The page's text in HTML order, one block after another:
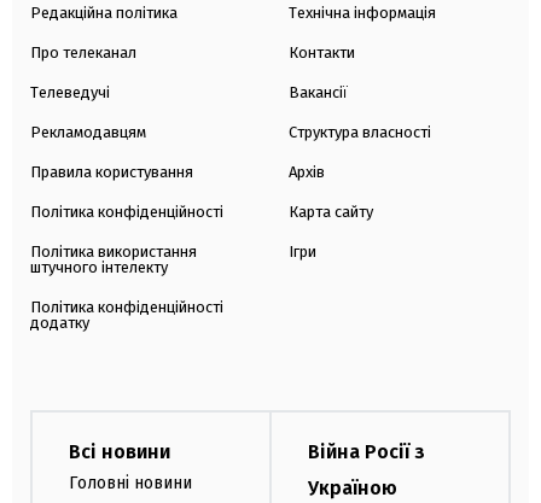
Редакційна політика
Про телеканал
Телеведучі
Рекламодавцям
Правила користування
Політика конфіденційності
Політика використання
штучного інтелекту
Політика конфіденційності
додатку
Технічна інформація
Контакти
Вакансії
Структура власності
Архів
Карта сайту
Ігри
Всі новини
Головні новини
Війна Росії з
Україною